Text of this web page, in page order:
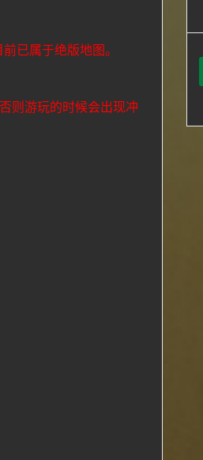
已属于绝版地图。
则游玩的时候会出现冲